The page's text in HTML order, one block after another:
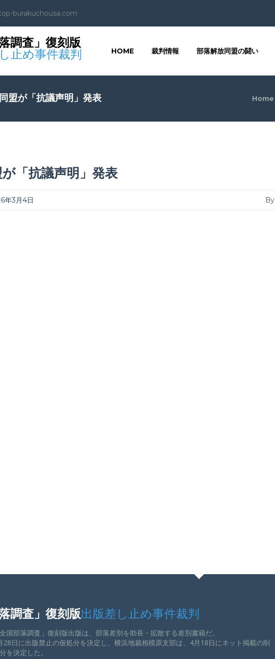
burakuchousa.com
調査」復刻版
止め事件裁判 HOME 裁判情報 部落解放同盟の闘い
盟が「抗議声明」発表 Home
「抗議声明」発表
年3月4日 By
調査」復刻版出版差し止め事件裁判
国部落調査」復刻版出版は、部落差別を助長・拡散する差別書籍だ。
28日に出版禁止の仮処分を決定し、横浜地裁相模原支部は、4月18日にネット掲載の削
を決定した。